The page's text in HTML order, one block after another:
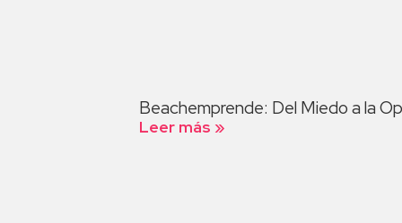
Beachemprende: Del Miedo a la
Leer más »